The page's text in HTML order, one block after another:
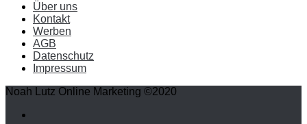
Über uns
Kontakt
Werben
AGB
Datenschutz
Impressum
Noah Lutz Online Marketing ©2020